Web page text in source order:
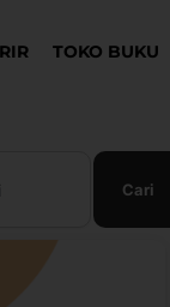
TOKO BUKU
Cari